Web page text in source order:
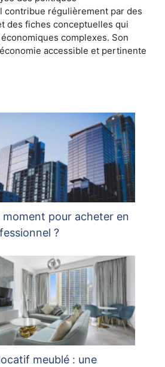
contribue régulièrement par des
des fiches conceptuelles qui
complexes. Son
accessible et pertinente
pour acheter en
?
meublé : une